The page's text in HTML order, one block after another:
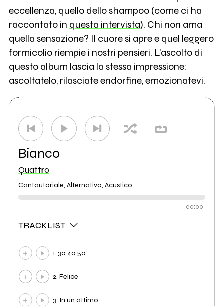
eccellenza, quello dello shampoo (come ci ha
raccontato in questa intervista). Chi non ama
quella sensazione? Il cuore si apre e quel leggero
formicolio riempie i nostri pensieri. L'ascolto di
questo album lascia la stessa impressione:
ascoltatelo, rilasciate endorfine, emozionatevi.
Bianco
Quattro
Cantautoriale, Alternativo, Acustico
00:00
TRACKLIST
1. 30 40 50
2. Felice
3. In un attimo